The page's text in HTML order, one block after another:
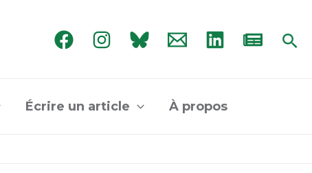
Écrire un article À propos